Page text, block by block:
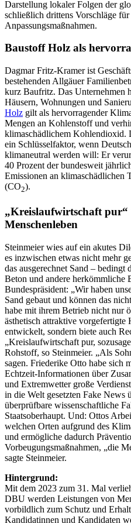
Darstellung lokaler Folgen der
schließlich drittens Vorschläge
Anpassungsmaßnahmen.
Baustoff Holz als
Dagmar Fritz-Kramer ist
bestehenden Allgäuer
kurz Baufritz. Das Unternehmen
Häusern, Wohnungen und
Holz gilt als hervorragender
Mengen an Kohlenstoff und
klimaschädlichem Kohlendioxid.
ein Schlüsselfaktor, wenn
klimaneutral werden will: Er
40 Prozent der bundesweit
Emissionen an klimaschädlichen
(CO2).
„Kreislaufwirtschaft
Menschenleben
Steinmeier wies auf ein akutes
es inzwischen etwas nicht mehr
das ausgerechnet Sand –
Beton und andere herkömmliche
Bundespräsident: „Wir haben
Sand gebaut und können das
habe mit ihrem Betrieb nicht nur
ästhetisch attraktive vorgefertigte
entwickelt, sondern biete auch
„Kreislaufwirtschaft pur,
Rohstoff, so Steinmeier. „Als
sagen. Friederike Otto habe sich
Echtzeit-Informationen über
und Extremwetter große
in die Welt gesetzten Fake News
überprüfbare wissenschaftliche
Staatsoberhaupt. Und: Ottos
welchen Orten aufgrund des
und ermögliche dadurch
Vorbeugungsmaßnahmen, „die
sagte Steinmeier.
Hintergrund:
Mit dem 2023 zum 31. Mal
DBU werden Leistungen von
vorbildlich zum Schutz und
Kandidatinnen und Kandidaten